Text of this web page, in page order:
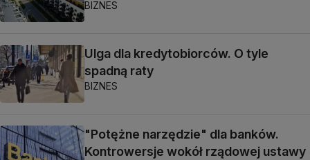
BIZNES
Ulga dla kredytobiorców. O tyle
spadną raty
BIZNES
"Potężne narzędzie" dla banków.
Kontrowersje wokół rządowej ustawy